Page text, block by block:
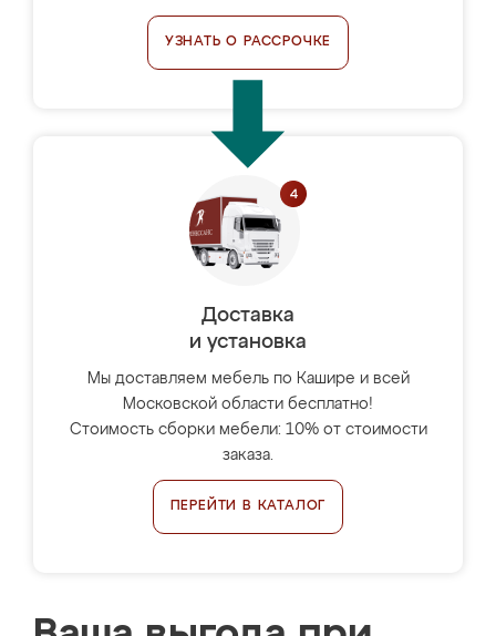
УЗНАТЬ О РАССРОЧКЕ
Доставка
и установка
Мы доставляем мебель по Кашире и всей
Московской области бесплатно!
Стоимость сборки мебели: 10% от стоимости
заказа.
ПЕРЕЙТИ В КАТАЛОГ